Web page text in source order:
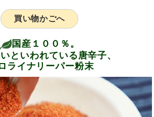
買い物かごへ
国産１００％。
といわれている唐辛子、
ライナリーパー粉末